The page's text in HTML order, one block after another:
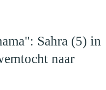
Sahra (5) in
naar